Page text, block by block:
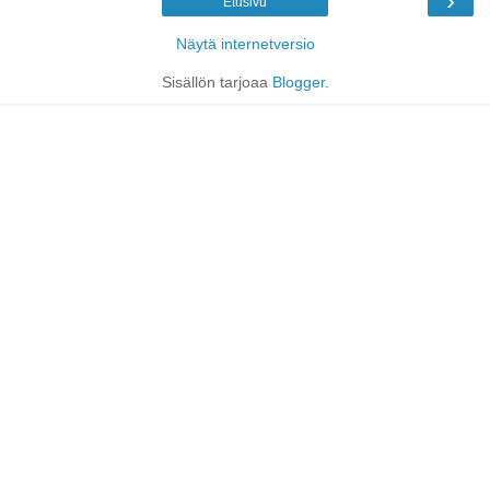
Näytä internetversio
Sisällön tarjoaa Blogger.